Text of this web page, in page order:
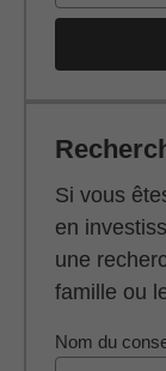
Si vous
en
une
famille ou
Nom du